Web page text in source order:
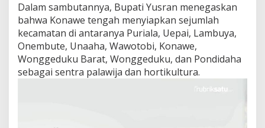
r
o
n
g
K
e
m
Dalam sambutannya, Bupati Yusran menegaskan
bahwa Konawe tengah menyiapkan sejumlah
kecamatan di antaranya Puriala, Uepai, Lambuya,
Onembute, Unaaha, Wawotobi, Konawe,
Wonggeduku Barat, Wonggeduku, dan Pondidaha
sebagai sentra palawija dan hortikultura.